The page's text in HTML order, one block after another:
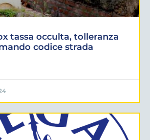
tassa occulta, tolleranza
codice strada